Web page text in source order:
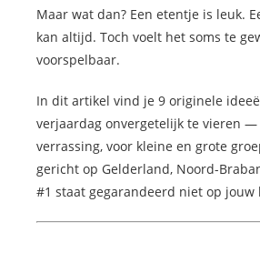
Maar wat dan? Een etentje is leuk.
kan altijd. Toch voelt het soms te
voorspelbaar.
In dit artikel vind je 9 originele
verjaardag onvergetelijk te vieren
verrassing, voor kleine en grote
gericht op Gelderland, Noord-
#1 staat gegarandeerd niet op jouw